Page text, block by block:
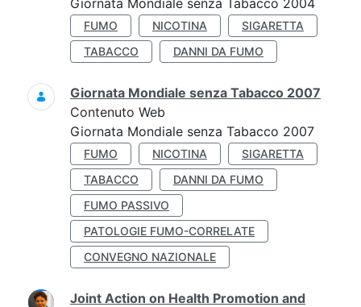
Giornata Mondiale senza Tabacco 2004
FUMO NICOTINA
SIGARETTA
TABACCO
DANNI DA FUMO
Giornata Mondiale senza Tabacco 2007
Contenuto Web
Giornata Mondiale senza Tabacco 2007
FUMO NICOTINA
SIGARETTA
TABACCO
DANNI DA FUMO
FUMO PASSIVO
PATOLOGIE FUMO-CORRELATE
CONVEGNO NAZIONALE
Joint Action on Health Promotion and